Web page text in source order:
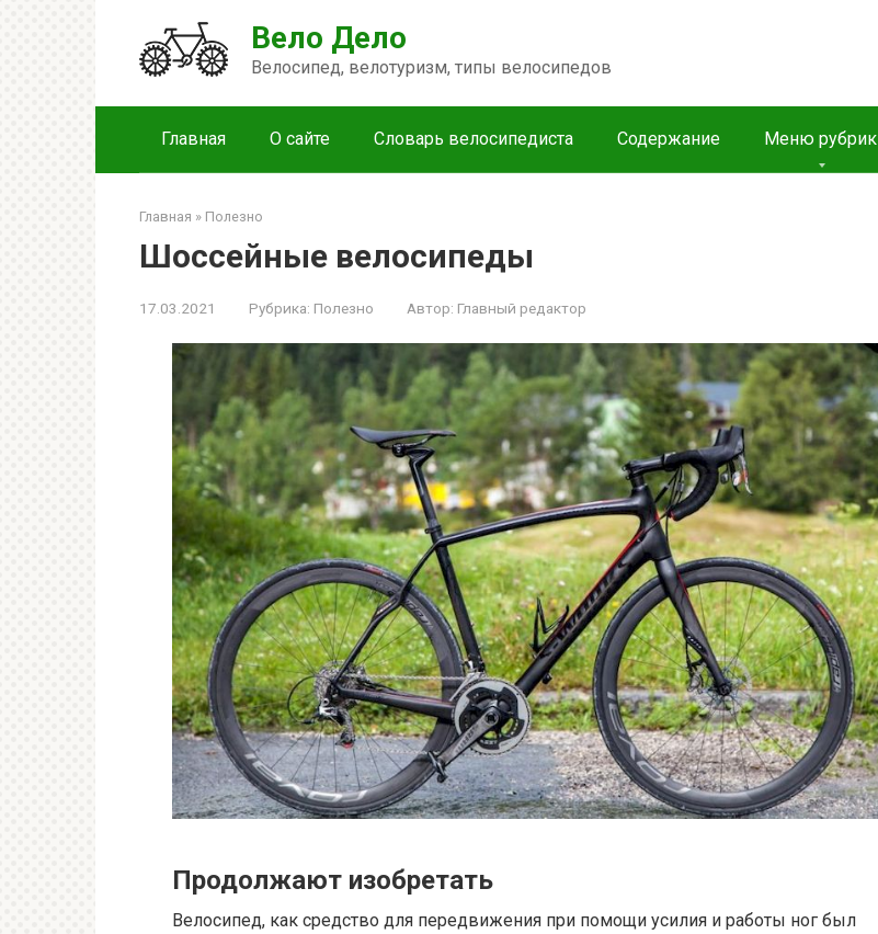
Вело Дело
Велосипед, велотуризм, типы велосипедов
Главная О сайте Словарь велосипедиста Содержание Меню рубрик
Главная » Полезно
Шоссейные велосипеды
17.03.2021 Рубрика: Полезно Автор: Главный редактор
Продолжают изобретать
Велосипед, как средство для передвижения при помощи усилия и работы ног был